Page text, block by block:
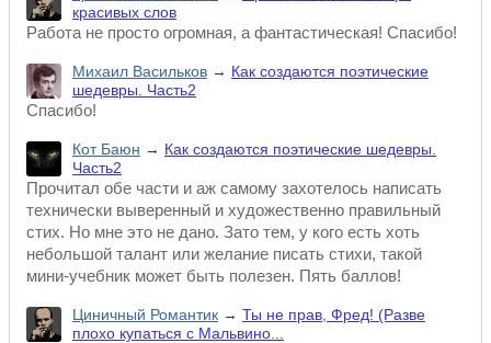
красивых слов
Работа не просто огромная, а фантастическая! Спасибо!
Михаил Васильков → Как создаются поэтические
шедевры. Часть2
Спасибо!
Кот Баюн → Как создаются поэтические шедевры.
Часть2
Прочитал обе части и аж самому захотелось написать
технически выверенный и художественно правильный
стих. Но мне это не дано. Зато тем, у кого есть хоть
небольшой талант или желание писать стихи, такой
мини-учебник может быть полезен. Пять баллов!
Циничный Романтик → Ты не прав, Фред! (Разве
плохо купаться с Мальвино...